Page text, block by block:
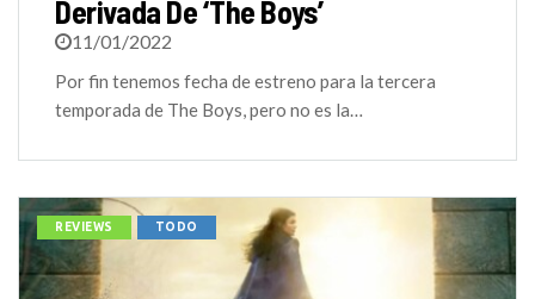
Derivada De ‘The Boys’
11/01/2022
Por fin tenemos fecha de estreno para la tercera
temporada de The Boys, pero no es la…
REVIEWS TODO